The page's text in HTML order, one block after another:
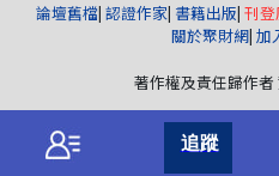
論壇舊檔| 認證作家| 書籍出版| 刊登
關於聚財網| 加
著作權及責任歸作
版權所有©